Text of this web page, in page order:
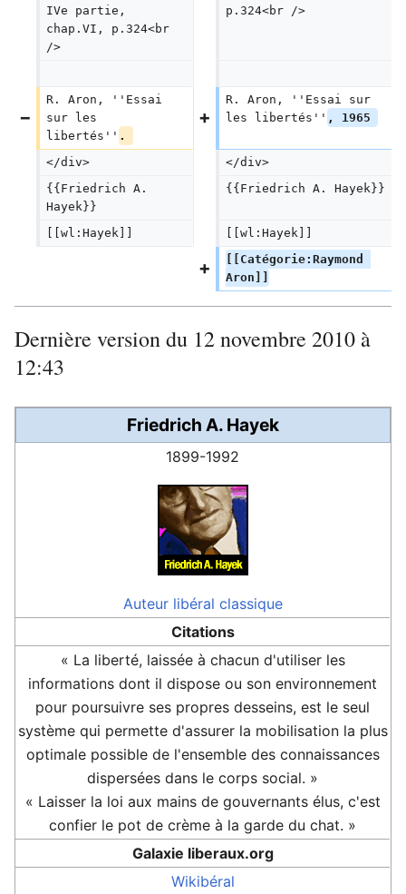
IVe partie,
chap.VI, p.324<br
/>
p.324<br />
R. Aron, ''Essai
sur les
libertés'' .
R. Aron, ''Essai sur
les libertés'' , 1965
</div>
</div>
{{Friedrich A.
Hayek}}
{{Friedrich A. Hayek}}
[[wl:Hayek]]
[[wl:Hayek]]
[[Catégorie:Raymond
Aron]]
Dernière version du 12 novembre 2010 à
12:43
Friedrich A. Hayek
1899-1992
Auteur libéral classique
Citations
« La liberté, laissée à chacun d'utiliser les
informations dont il dispose ou son environnement
pour poursuivre ses propres desseins, est le seul
système qui permette d'assurer la mobilisation la plus
optimale possible de l'ensemble des connaissances
dispersées dans le corps social. »
« Laisser la loi aux mains de gouvernants élus, c'est
confier le pot de crème à la garde du chat. »
Galaxie liberaux.org
Wikibéral